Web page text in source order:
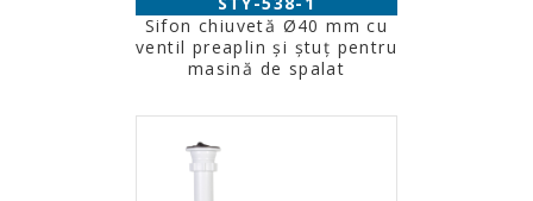
Sifon chiuvetă Ø40 mm cu
ventil preaplin şi ştuţ pentru
masină de spalat